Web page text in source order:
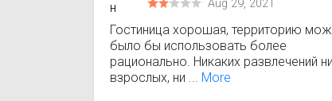
Aug 29, 2021
Гостиница хорошая, территорию
было бы использовать более
рационально. Никаких развлечений
взрослых, ни ... More